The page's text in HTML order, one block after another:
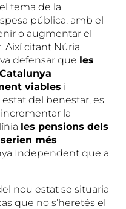
tema de la
pública, amb el
o augmentar el
Així citant Núria
defensar que les
viables i
del benestar, es
la
les pensions dels
més
Independent que a
nou estat se situaria
que no s’heretés el